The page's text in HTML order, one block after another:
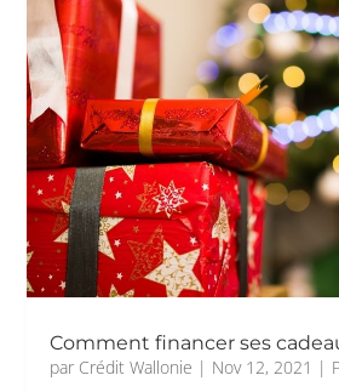
Comment financer ses
par Crédit Wallonie | Nov 12, 2021 |